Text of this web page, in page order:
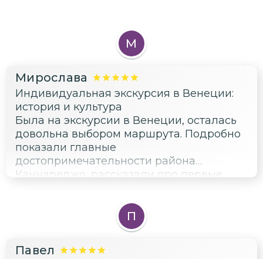
М
Мирослава
Индивидуальная экскурсия в Венеции:
история и культура
Была на экскурсии в Венеции, осталась
довольна выбором маршрута. Подробно
показали главные
достопримечательности района
Каннареджо, рассказали про первые
исторического пути. Теперь вижу
Венецию шире, а впечатления остались
П
Павел